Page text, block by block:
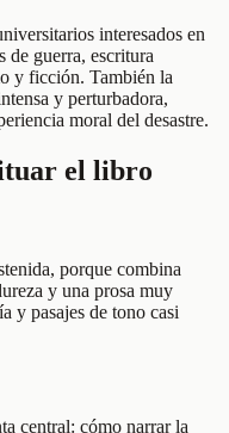
interesados en
de guerra, escritura
y ficción. También la
y perturbadora,
moral del desastre.
el libro
porque combina
y una prosa muy
y pasajes de tono casi
central: cómo narrar la